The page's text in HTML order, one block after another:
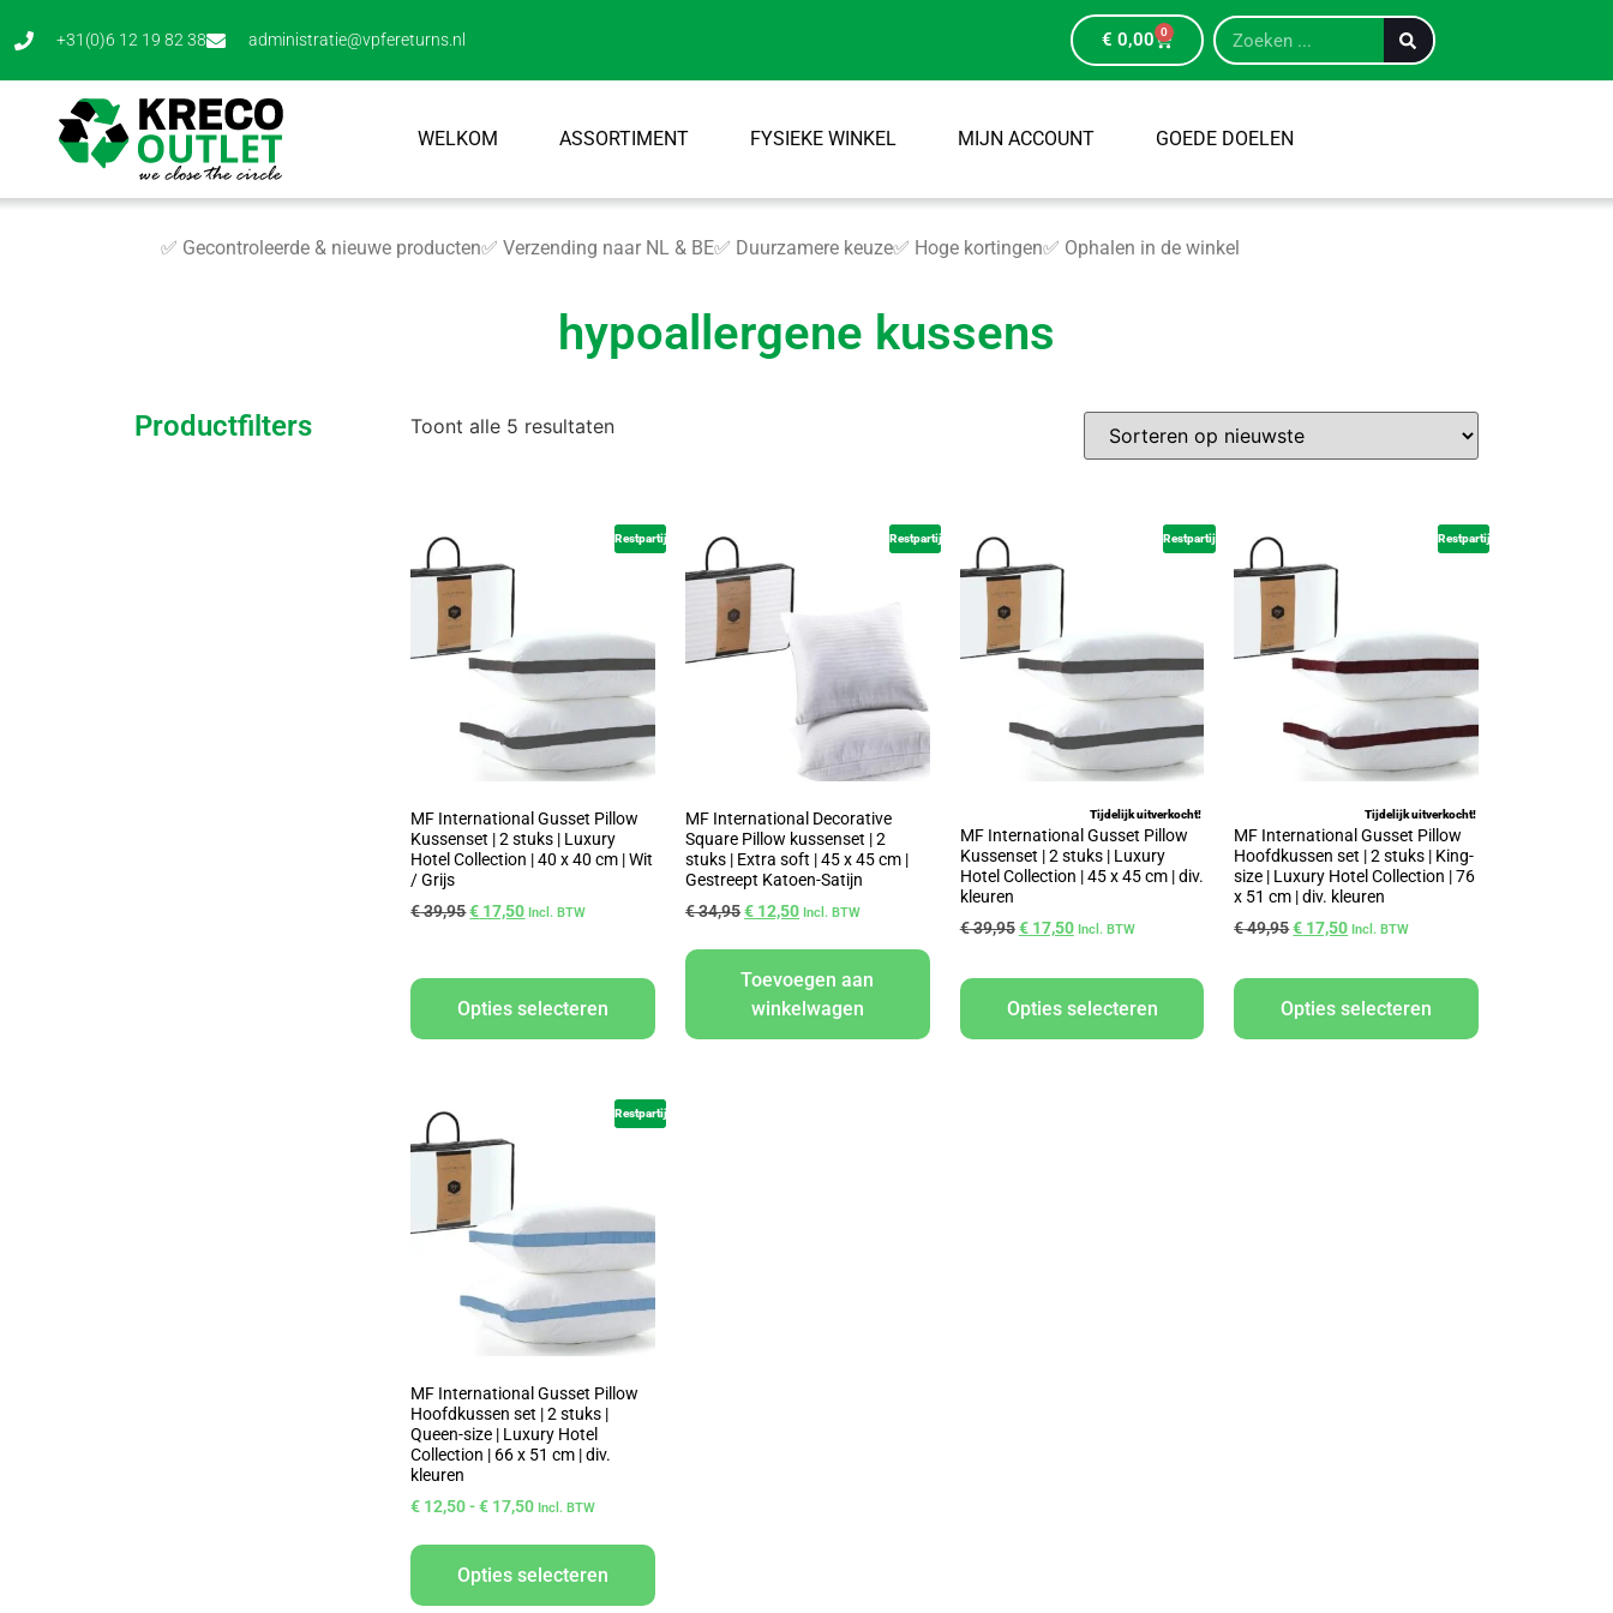
+31(0)6 12 19 82 38 administratie@vpfereturns.nl € 0,00 0
WELKOM ASSORTIMENT FYSIEKE WINKEL MIJN ACCOUNT GOEDE DOELEN
✅ Gecontroleerde & nieuwe producten✅ Verzending naar NL & BE✅ Duurzamere keuze✅ Hoge kortingen✅ Ophalen in de winkel
hypoallergene kussens
Productfilters Toont alle 5 resultaten
Restpartij
MF International Gusset Pillow
Kussenset | 2 stuks | Luxury
Hotel Collection | 40 x 40 cm | Wit
/ Grijs
€39,95€ 17,50 Incl. BTW
Opties selecteren
Restpartij
MF International Decorative
Square Pillow kussenset | 2
stuks | Extra soft | 45 x 45 cm |
Gestreept Katoen-Satijn
€34,95€ 12,50 Incl. BTW
Toevoegen aan
winkelwagen
Restpartij
Tijdelijk uitverkocht!
MF International Gusset Pillow
Kussenset | 2 stuks | Luxury
Hotel Collection | 45 x 45 cm | div.
kleuren
€39,95 €17,50 Incl. BTW
Opties selecteren
Restpartij
Tijdelijk uitverkocht!
MF International Gusset Pillow
Hoofdkussen set | 2 stuks | King-
size | Luxury Hotel Collection | 76
x 51 cm | div. kleuren
€49,95€ 17,50 Incl. BTW
Opties selecteren
Restpartij
MF International Gusset Pillow
Hoofdkussen set | 2 stuks |
Queen-size | Luxury Hotel
Collection | 66 x 51 cm | div.
kleuren
€ 12,50 - € 17,50 Incl. BTW
Opties selecteren